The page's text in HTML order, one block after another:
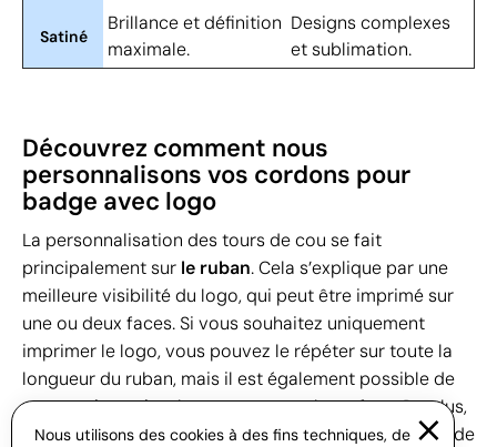
Satiné
Brillance et définition
maximale.
Designs complexes
et sublimation.
Découvrez comment nous
personnalisons vos cordons pour
badge avec logo
La personnalisation des tours de cou se fait
principalement sur le ruban. Cela s’explique par une
meilleure visibilité du logo, qui peut être imprimé sur
une ou deux faces. Si vous souhaitez uniquement
imprimer le logo, vous pouvez le répéter sur toute la
longueur du ruban, mais il est également possible de
concevoir un visuel couvrant toute la surface. De plus,
certains modèles, comme les tubulaires, permettent de
Nous utilisons des cookies à des fins techniques, de